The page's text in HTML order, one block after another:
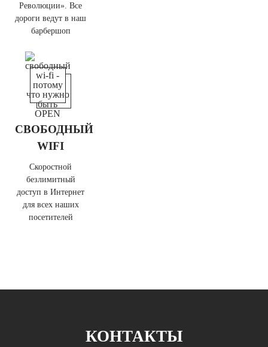
Революции». Все
дороги ведут в наш
барбершоп
СВОБОДНЫЙ
WIFI
Скоростной
безлимитный
доступ в Интернет
для всех наших
посетителей
КОНТАКТЫ